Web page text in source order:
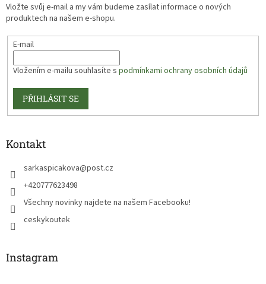
Vložte svůj e-mail a my vám budeme zasílat informace o nových
produktech na našem e-shopu.
E-mail
Vložením e-mailu souhlasíte s podmínkami ochrany osobních údajů
PŘIHLÁSIT SE
Kontakt
sarkaspicakova@post.cz
+420777623498
Všechny novinky najdete na našem Facebooku!
ceskykoutek
Instagram